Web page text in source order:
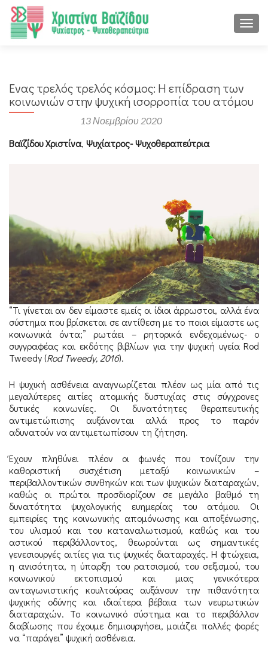
Ένας τρελός τρελός κόσμος: Η επίδραση των
κοινωνιών στην ψυχική ισορροπία του ατόμου
13 Νοεμβρίου 2020
Βαϊζίδου Χριστίνα, Ψυχίατρος- Ψυχοθεραπεύτρια
“Τι γίνεται αν δεν είμαστε εμείς οι ίδιοι άρρωστοι, αλλά ένα
σύστημα που βρίσκεται σε αντίθεση με το ποιοι είμαστε ως
κοινωνικά όντα;” ρωτάει – ρητορικά ενδεχομένως- ο
συγγραφέας και εκδότης βιβλίων για την ψυχική υγεία Rod
Tweedy (Rod Tweedy, 2016).
Η ψυχική ασθένεια αναγνωρίζεται πλέον ως μία από τις
μεγαλύτερες αιτίες ατομικής δυστυχίας στις σύγχρονες
δυτικές κοινωνίες. Οι δυνατότητες θεραπευτικής
αντιμετώπισης αυξάνονται αλλά προς το παρόν
αδυνατούν να αντιμετωπίσουν τη ζήτηση.
Έχουν πληθύνει πλέον οι φωνές που τονίζουν την
καθοριστική συσχέτιση μεταξύ κοινωνικών –
περιβαλλοντικών συνθηκών και των ψυχικών διαταραχών,
καθώς οι πρώτοι προσδιορίζουν σε μεγάλο βαθμό τη
δυνατότητα ψυχολογικής ευημερίας του ατόμου. Οι
εμπειρίες της κοινωνικής απομόνωσης και αποξένωσης,
του υλισμού και του καταναλωτισμού, καθώς και του
αστικού περιβάλλοντος, θεωρούνται ως σημαντικές
γενεσιουργές αιτίες για τις ψυχικές διαταραχές. Η φτώχεια,
η ανισότητα, η ύπαρξη του ρατσισμού, του σεξισμού, του
κοινωνικού εκτοπισμού και μιας γενικότερα
ανταγωνιστικής κουλτούρας αυξάνουν την πιθανότητα
ψυχικής οδύνης και ιδιαίτερα βέβαια των νευρωτικών
διαταραχών. Το κοινωνικό σύστημα και το περιβάλλον
διαβίωσης που έχουμε δημιουργήσει, μοιάζει πολλές φορές
να “παράγει” ψυχική ασθένεια.